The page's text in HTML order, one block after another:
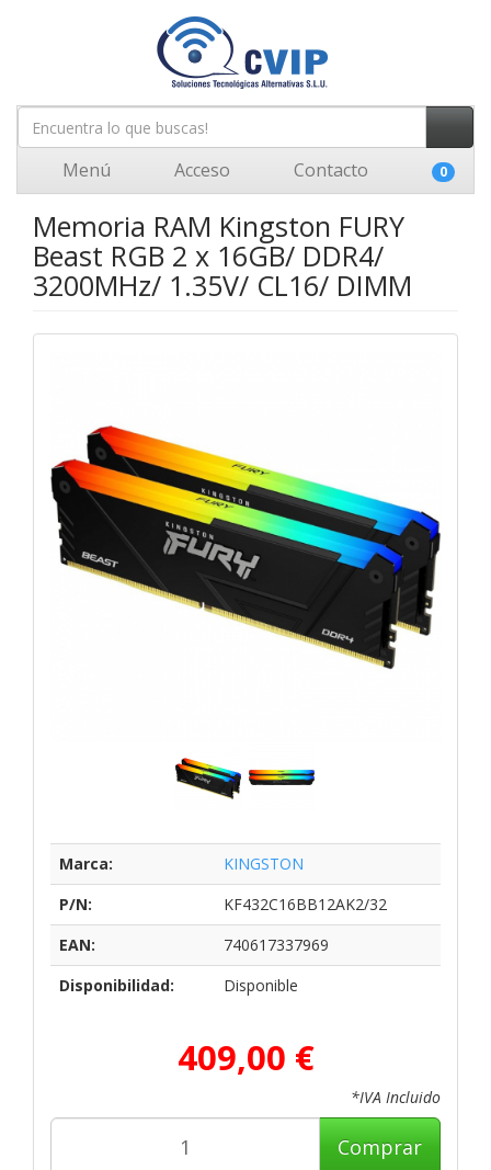
Menú Acceso Contacto 0
Memoria RAM Kingston FURY
Beast RGB 2 x 16GB/ DDR4/
3200MHz/ 1.35V/ CL16/ DIMM
Marca:
KINGSTON
P/N:
KF432C16BB12AK2/32
EAN:
740617337969
Disponibilidad:
Disponible
409,00 €
*IVA Incluido
Comprar